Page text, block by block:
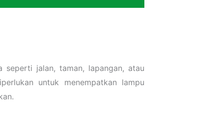
jalan, taman, lapangan, atau
untuk menempatkan lampu